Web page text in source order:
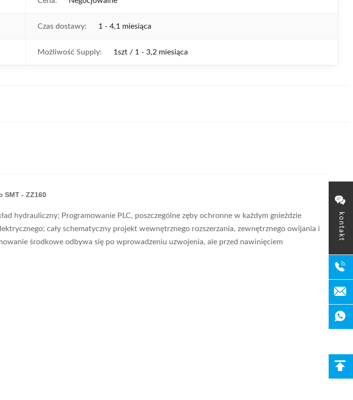
kontakt
Czas dostawy: 1 - 4,1 miesiąca
Możliwość Supply: 1szt / 1 - 3,2 miesiąca
SMT - ZZ160
hydrauliczny; Programowanie PLC, poszczególne zęby ochronne w każdym gnieździe
cały schematyczny projekt wewnętrznego rozszerzania, zewnętrznego owijania i
środkowe odbywa się po wprowadzeniu uzwojenia, ale przed nawinięciem